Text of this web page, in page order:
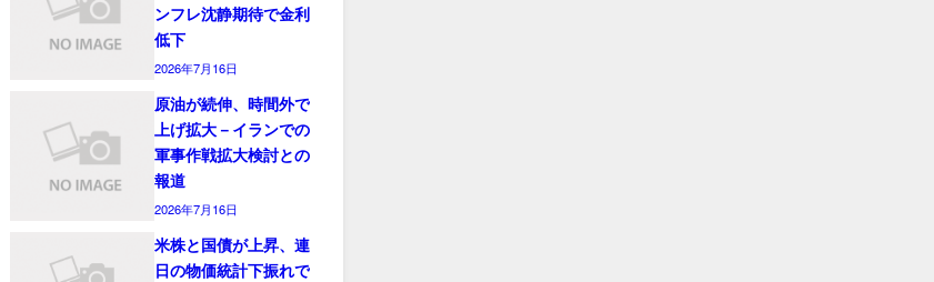
ンフレ沈静期待で金利
低下
2026年7月16日
原油が続伸、時間外で
上げ拡大－イランでの
軍事作戦拡大検討との
報道
2026年7月16日
米株と国債が上昇、連
日の物価統計下振れで